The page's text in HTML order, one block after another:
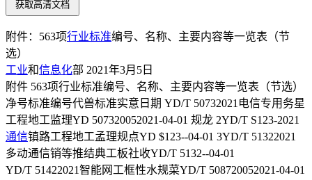
获取高清文档
附件：563项行业标准编号、名称、主要内容等一览表（节
选）
工业和信息化部 2021年3月5日
附件 563项行业标准编号、名称、主要内容等一览表（节选）
净号标准编号代兽标准实意日期 YD/T 50732021电信专用务星
工程地工监理YD 507320052021-04-01 规龙 2YD/T S123-2021
通信镇路工程地工孟理规点YD $123--04-01 3YD/T 51322021
多动通信销等推结典工板社收YD/T 5132--04-01
YD/T 51422021智能网工框性水规菜YD/T 508720052021-04-01